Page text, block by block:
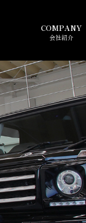
COMPANY
会社紹介